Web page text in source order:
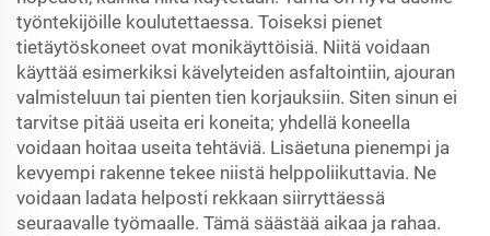
työntekijöille koulutettaessa. Toiseksi pienet
tietäytöskoneet ovat monikäyttöisiä. Niitä voidaan
käyttää esimerkiksi kävelyteiden asfaltointiin, ajouran
valmisteluun tai pienten tien korjauksiin. Siten sinun ei
tarvitse pitää useita eri koneita; yhdellä koneella
voidaan hoitaa useita tehtäviä. Lisäetuna pienempi ja
kevyempi rakenne tekee niistä helppoliikuttavia. Ne
voidaan ladata helposti rekkaan siirryttäessä
seuraavalle työmaalle. Tämä säästää aikaa ja rahaa.